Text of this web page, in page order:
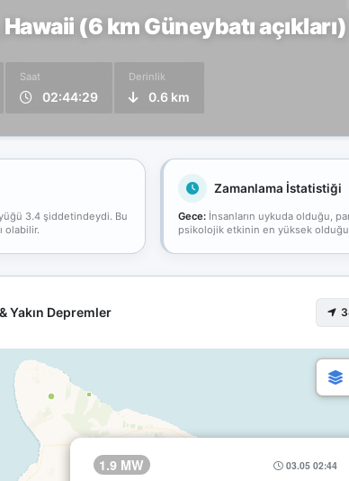
(6 km Güneybatı açıkları)
Saat
02:44:29
Derinlik
0.6 km
3.4 şiddetindeydi. Bu
olabilir.
Zamanlama İstatistiği
Gece:İnsanların uykuda olduğu,
psikolojik etkinin en yüksek olduğu
Yakın Depremler
1.9 MW 03.05 02:44